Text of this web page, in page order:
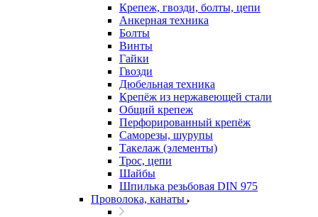
Крепеж, гвозди, болты, цепи
Анкерная техника
Болты
Винты
Гайки
Гвозди
Дюбельная техника
Крепёж из нержавеющей стали
Общий крепеж
Перфорированный крепёж
Саморезы, шурупы
Такелаж (элементы)
Трос, цепи
Шайбы
Шпилька резьбовая DIN 975
Проволока, канаты